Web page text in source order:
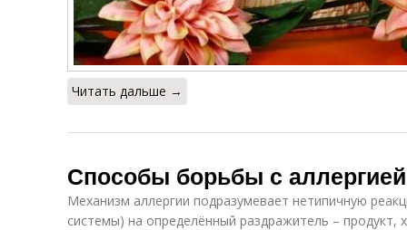
Читать дальше →
Способы борьбы с
Механизм аллергии подразумевает нетипичную
системы) на определённый раздражитель – продукт,